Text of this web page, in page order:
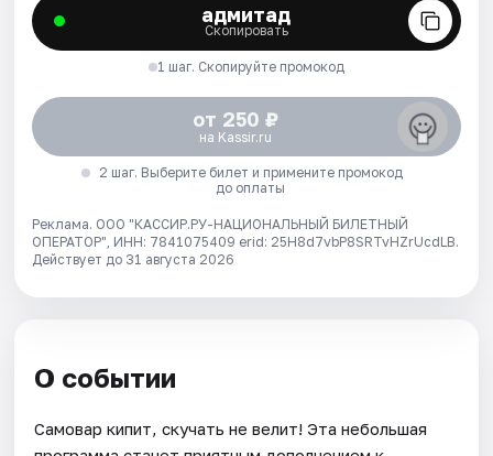
адмитад
Скопировать
1 шаг. Скопируйте промокод
от 250 ₽
на Kassir.ru
2 шаг. Выберите билет и примените промокод
до оплаты
Реклама. ООО "КАССИР.РУ-НАЦИОНАЛЬНЫЙ БИЛЕТНЫЙ
ОПЕРАТОР", ИНН: 7841075409 erid: 25H8d7vbP8SRTvHZrUcdLB.
Действует до 31 августа 2026
О событии
Самовар кипит, скучать не велит! Эта небольшая